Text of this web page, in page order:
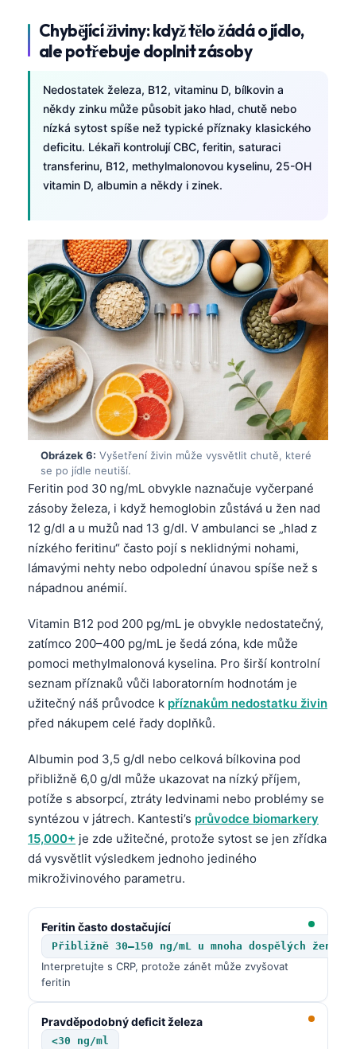
Chybějící živiny: když tělo žádá o jídlo,
ale potřebuje doplnit zásoby
Nedostatek železa, B12, vitaminu D, bílkovin a
někdy zinku může působit jako hlad, chutě nebo
nízká sytost spíše než typické příznaky klasického
deficitu. Lékaři kontrolují CBC, feritin, saturaci
transferinu, B12, methylmalonovou kyselinu, 25-OH
vitamin D, albumin a někdy i zinek.
Obrázek 6: Vyšetření živin může vysvětlit chutě, které
se po jídle neutiší.
Feritin pod 30 ng/mL obvykle naznačuje vyčerpané
zásoby železa, i když hemoglobin zůstává u žen nad
12 g/dl a u mužů nad 13 g/dl. V ambulanci se „hlad z
nízkého feritinu“ často pojí s neklidnými nohami,
lámavými nehty nebo odpolední únavou spíše než s
nápadnou anémií.
Vitamin B12 pod 200 pg/mL je obvykle nedostatečný,
zatímco 200–400 pg/mL je šedá zóna, kde může
pomoci methylmalonová kyselina. Pro širší kontrolní
seznam příznaků vůči laboratorním hodnotám je
užitečný náš průvodce k příznakům nedostatku živin
před nákupem celé řady doplňků.
Albumin pod 3,5 g/dl nebo celková bílkovina pod
přibližně 6,0 g/dl může ukazovat na nízký příjem,
potíže s absorpcí, ztráty ledvinami nebo problémy se
syntézou v játrech. Kantesti’s průvodce biomarkery
15,000+ je zde užitečné, protože sytost se jen zřídka
dá vysvětlit výsledkem jednoho jediného
mikroživinového parametru.
Feritin často dostačující
Přibližně 30–150 ng/mL u mnoha dospělých žen;
Interpretujte s CRP, protože zánět může zvyšovat
feritin
Pravděpodobný deficit železa
<30 ng/ml
தமிழ்
ગુજરાતી
ಕನ್ನಡ
മലയാളം
Bahasa Melayu
Tiếng Việt
Tagalog
ไทย
ဗမာစာ
ភាសាខ្មែរ
Kiswahili
አማርኛ
Українська
O‘zbekcha
Қазақ тілі
Suomi
Hrvatski
Slovenčina
كوردی‎
پښتو
سنڌي
සිංහල
অসমীয়া
Galego
Latviešu valoda
Македонски јазик
Euskara
Gàidhlig
Occitan
العربية المغربية
ພາສາລາວ
Basa Jawa
Cebuano
ئۇيغۇرچە
Татар теле